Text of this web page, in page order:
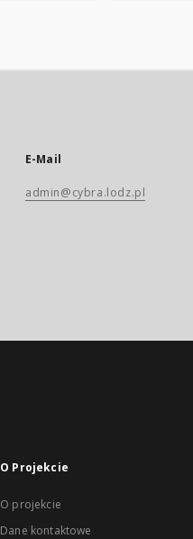
E-Mail
admin@cybra.lodz.pl
O Projekcie
O projekcie
Dane kontaktowe